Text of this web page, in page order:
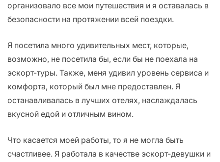
организовало все мои путешествия и я оставалась в
безопасности на протяжении всей поездки.
Я посетила много удивительных мест, которые,
возможно, не посетила бы, если бы не поехала на
эскорт-туры. Также, меня удивил уровень сервиса и
комфорта, который был мне предоставлен. Я
останавливалась в лучших отелях, наслаждалась
вкусной едой и отличным вином.
Что касается моей работы, то я не могла быть
счастливее. Я работала в качестве эскорт-девушки и